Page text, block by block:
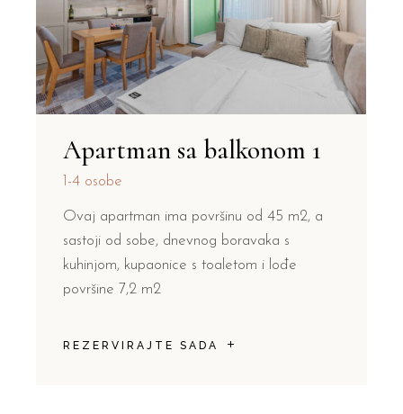
Apartman sa balkonom 1
1-4 osobe
Ovaj apartman ima površinu od 45 m2, a
sastoji od sobe, dnevnog boravaka s
kuhinjom, kupaonice s toaletom i lođe
površine 7,2 m2
REZERVIRAJTE SADA